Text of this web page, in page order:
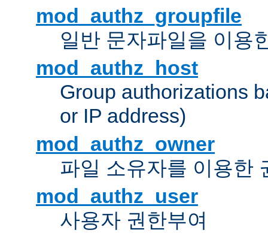
mod_authz_groupfile
일반 문자파일을 이용
mod_authz_host
Group authorizations
or IP address)
mod_authz_owner
파일 소유자를 이용한
mod_authz_user
사용자 권한부여